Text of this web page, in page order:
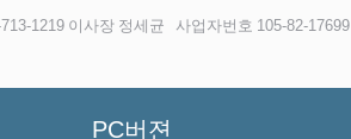
1219 이사장 정세균
사업자번호 105-82-17699
PC버젼